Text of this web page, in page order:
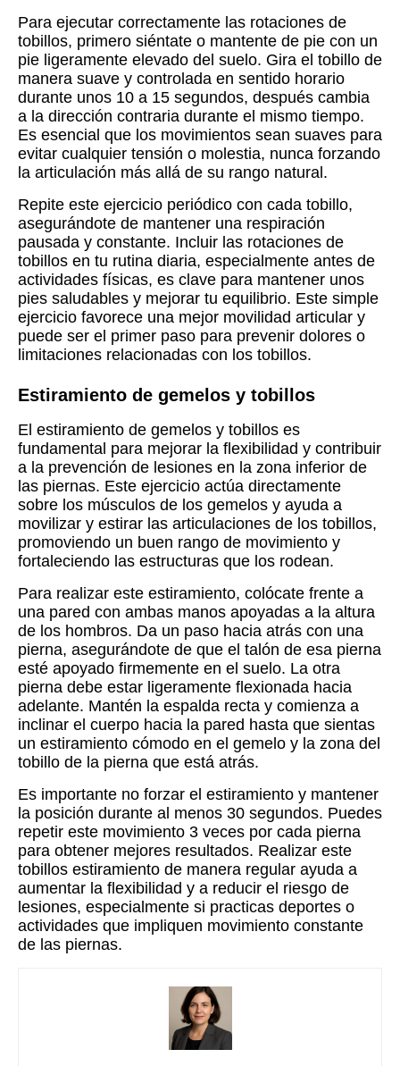
Para ejecutar correctamente las rotaciones de
tobillos, primero siéntate o mantente de pie con un
pie ligeramente elevado del suelo. Gira el tobillo de
manera suave y controlada en sentido horario
durante unos 10 a 15 segundos, después cambia
a la dirección contraria durante el mismo tiempo.
Es esencial que los movimientos sean suaves para
evitar cualquier tensión o molestia, nunca forzando
la articulación más allá de su rango natural.
Repite este ejercicio periódico con cada tobillo,
asegurándote de mantener una respiración
pausada y constante. Incluir las rotaciones de
tobillos en tu rutina diaria, especialmente antes de
actividades físicas, es clave para mantener unos
pies saludables y mejorar tu equilibrio. Este simple
ejercicio favorece una mejor movilidad articular y
puede ser el primer paso para prevenir dolores o
limitaciones relacionadas con los tobillos.
Estiramiento de gemelos y tobillos
El estiramiento de gemelos y tobillos es
fundamental para mejorar la flexibilidad y contribuir
a la prevención de lesiones en la zona inferior de
las piernas. Este ejercicio actúa directamente
sobre los músculos de los gemelos y ayuda a
movilizar y estirar las articulaciones de los tobillos,
promoviendo un buen rango de movimiento y
fortaleciendo las estructuras que los rodean.
Para realizar este estiramiento, colócate frente a
una pared con ambas manos apoyadas a la altura
de los hombros. Da un paso hacia atrás con una
pierna, asegurándote de que el talón de esa pierna
esté apoyado firmemente en el suelo. La otra
pierna debe estar ligeramente flexionada hacia
adelante. Mantén la espalda recta y comienza a
inclinar el cuerpo hacia la pared hasta que sientas
un estiramiento cómodo en el gemelo y la zona del
tobillo de la pierna que está atrás.
Es importante no forzar el estiramiento y mantener
la posición durante al menos 30 segundos. Puedes
repetir este movimiento 3 veces por cada pierna
para obtener mejores resultados. Realizar este
tobillos estiramiento de manera regular ayuda a
aumentar la flexibilidad y a reducir el riesgo de
lesiones, especialmente si practicas deportes o
actividades que impliquen movimiento constante
de las piernas.